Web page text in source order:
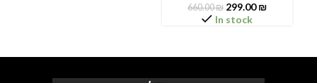
660.00₪ 299.00₪
In stock